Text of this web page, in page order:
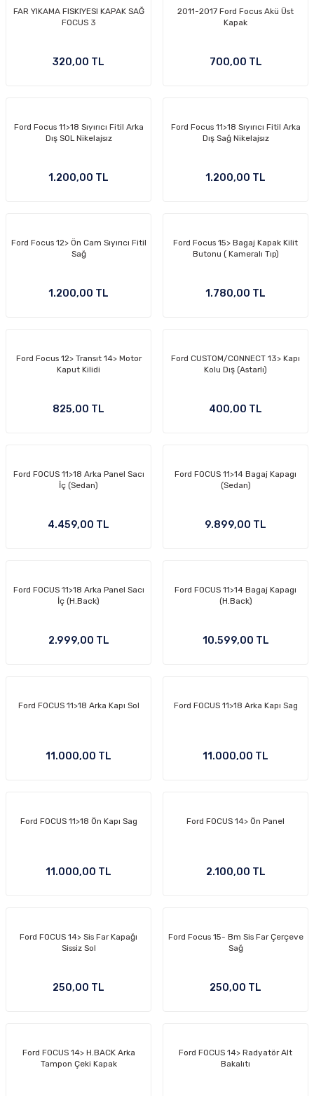
2011)FAR YIKAMA FISKIYESI KAPAK SAĞ
FOCUS 3
320,00 TL
2011-2017 Ford Focus Akü Üst
Kapak
700,00 TL
Ford Focus 11>18 Sıyırıcı Fitil Arka
Dış SOL Nikelajsız
1.200,00 TL
Ford Focus 11>18 Sıyırıcı Fitil Arka
Dış Sağ Nikelajsız
1.200,00 TL
Ford Focus 12> Ön Cam Sıyırıcı Fitil
Sağ
1.200,00 TL
Ford Focus 15> Bagaj Kapak Kilit
Butonu ( Kameralı Tıp)
1.780,00 TL
Ford Focus 12> Transıt 14> Motor
Kaput Kilidi
825,00 TL
Ford CUSTOM/CONNECT 13> Kapı
Kolu Dış (Astarlı)
400,00 TL
Ford FOCUS 11>18 Arka Panel Sacı
İç (Sedan)
4.459,00 TL
Ford FOCUS 11>14 Bagaj Kapagı
(Sedan)
9.899,00 TL
Ford FOCUS 11>18 Arka Panel Sacı
İç (H.Back)
2.999,00 TL
Ford FOCUS 11>14 Bagaj Kapagı
(H.Back)
10.599,00 TL
Ford FOCUS 11>18 Arka Kapı Sol
11.000,00 TL
Ford FOCUS 11>18 Arka Kapı Sag
11.000,00 TL
Ford FOCUS 11>18 Ön Kapı Sag
11.000,00 TL
Ford FOCUS 14> Ön Panel
2.100,00 TL
Ford FOCUS 14> Sis Far Kapağı
Sissiz Sol
250,00 TL
Ford Focus 15- Bm Sis Far Çerçeve
Sağ
250,00 TL
Ford FOCUS 14> H.BACK Arka
Tampon Çeki Kapak
Ford FOCUS 14> Radyatör Alt
Bakalıtı